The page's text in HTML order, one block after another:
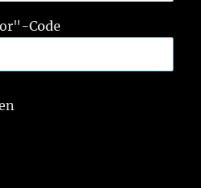
Code